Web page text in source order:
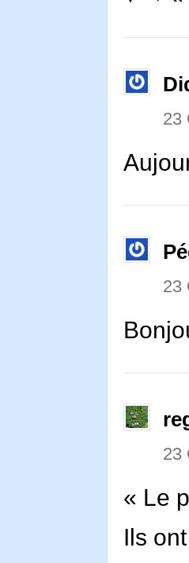
23
23
23
« Le
Ils